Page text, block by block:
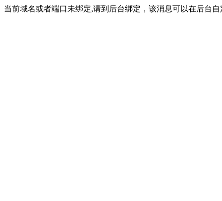
当前域名或者端口未绑定,请到后台绑定，该消息可以在后台自